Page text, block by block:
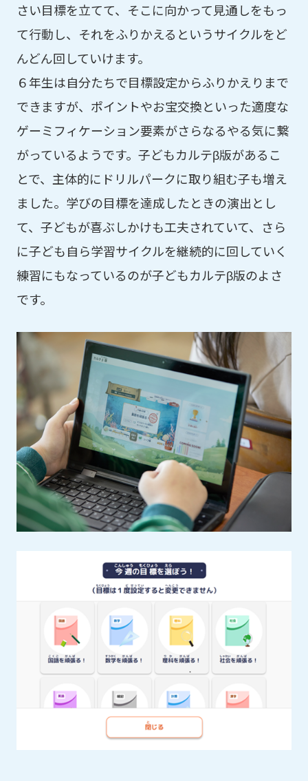
さい目標を立てて、そこに向かって見通しをもっ
て行動し、それをふりかえるというサイクルをど
んどん回していけます。
６年生は自分たちで目標設定からふりかえりまで
できますが、ポイントやお宝交換といった適度な
ゲーミフィケーション要素がさらなるやる気に繋
がっているようです。子どもカルテβ版があるこ
とで、主体的にドリルパークに取り組む子も増え
ました。学びの目標を達成したときの演出とし
て、子どもが喜ぶしかけも工夫されていて、さら
に子ども自ら学習サイクルを継続的に回していく
練習にもなっているのが子どもカルテβ版のよさ
です。